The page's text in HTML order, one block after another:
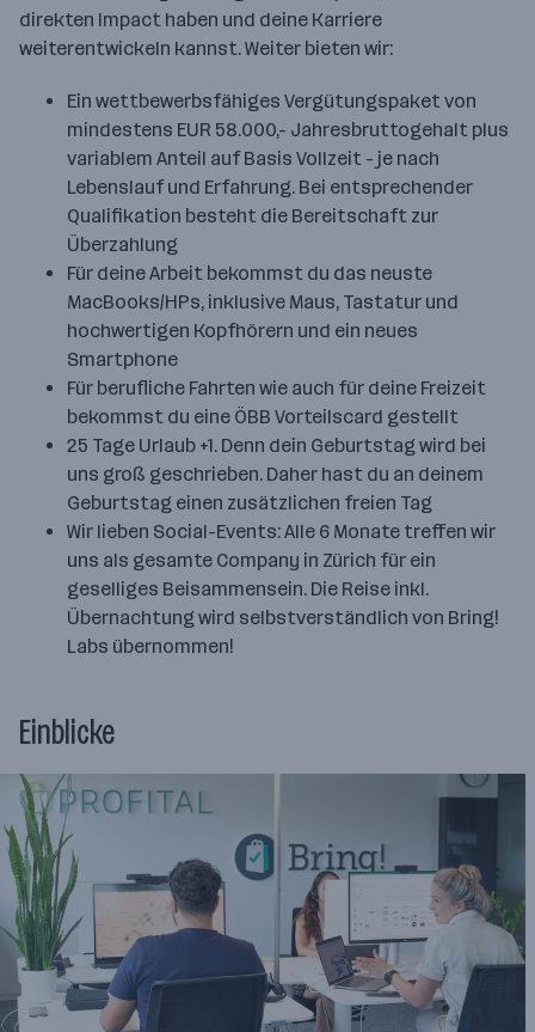
direkten Impact haben und deine Karriere
weiterentwickeln kannst. Weiter bieten wir:
Ein wettbewerbsfähiges Vergütungspaket von
mindestens EUR 58.000,- Jahresbruttogehalt plus
variablem Anteil auf Basis Vollzeit - je nach
Lebenslauf und Erfahrung. Bei entsprechender
Qualifikation besteht die Bereitschaft zur
Überzahlung
Für deine Arbeit bekommst du das neuste
MacBooks/HPs, inklusive Maus, Tastatur und
hochwertigen Kopfhörern und ein neues
Smartphone
Für berufliche Fahrten wie auch für deine Freizeit
bekommst du eine ÖBB Vorteilscard gestellt
25 Tage Urlaub +1. Denn dein Geburtstag wird bei
uns groß geschrieben. Daher hast du an deinem
Geburtstag einen zusätzlichen freien Tag
Wir lieben Social-Events: Alle 6 Monate treffen wir
uns als gesamte Company in Zürich für ein
geselliges Beisammensein. Die Reise inkl.
Übernachtung wird selbstverständlich von Bring!
Labs übernommen!
Einblicke